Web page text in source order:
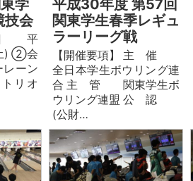
学
技会
平
) ②会
ーン
リオ
平成30年度 第57回
関東学生春季レギュ
ラーリーグ戦
【開催要項】 主 催
全日本学生ボウリング連
合 主 管 関東学生ボ
ウリング連盟 公 認
(公財…